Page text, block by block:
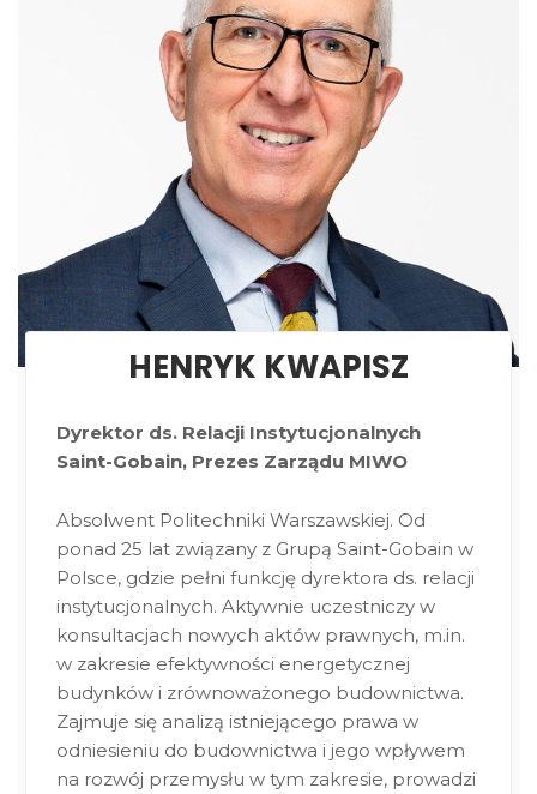
HENRYK KWAPISZ
Dyrektor ds. Relacji Instytucjonalnych
Saint-Gobain, Prezes Zarządu MIWO
Absolwent Politechniki Warszawskiej. Od
ponad 25 lat związany z Grupą Saint-Gobain w
Polsce, gdzie pełni funkcję dyrektora ds. relacji
instytucjonalnych. Aktywnie uczestniczy w
konsultacjach nowych aktów prawnych, m.in.
w zakresie efektywności energetycznej
budynków i zrównoważonego budownictwa.
Zajmuje się analizą istniejącego prawa w
odniesieniu do budownictwa i jego wpływem
na rozwój przemysłu w tym zakresie, prowadzi